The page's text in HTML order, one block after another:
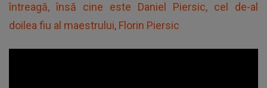
întreagă, însă cine este Daniel Piersic, cel de-al
doilea fiu al maestrului, Florin Piersic